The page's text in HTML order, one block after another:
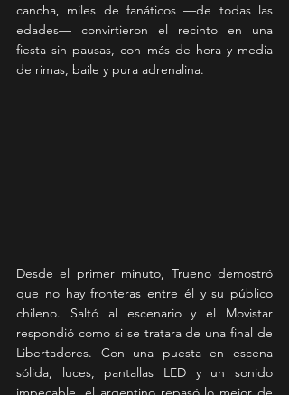
cancha, miles de fanáticos —de todas las
edades— convirtieron el recinto en una
fiesta sin pausas, con más de hora y media
de rimas, baile y pura adrenalina.
Desde el primer minuto, Trueno demostró
que no hay fronteras entre él y su público
chileno. Saltó al escenario y el Movistar
respondió como si se tratara de una final de
Libertadores. Con una puesta en escena
sólida, luces, pantallas LED y un sonido